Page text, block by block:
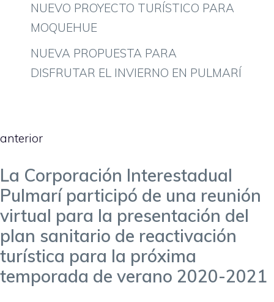
NUEVO PROYECTO TURÍSTICO PARA
MOQUEHUE
NUEVA PROPUESTA PARA
DISFRUTAR EL INVIERNO EN PULMARÍ
anterior
La Corporación Interestadual
Pulmarí participó de una reunión
virtual para la presentación del
plan sanitario de reactivación
turística para la próxima
temporada de verano 2020-2021